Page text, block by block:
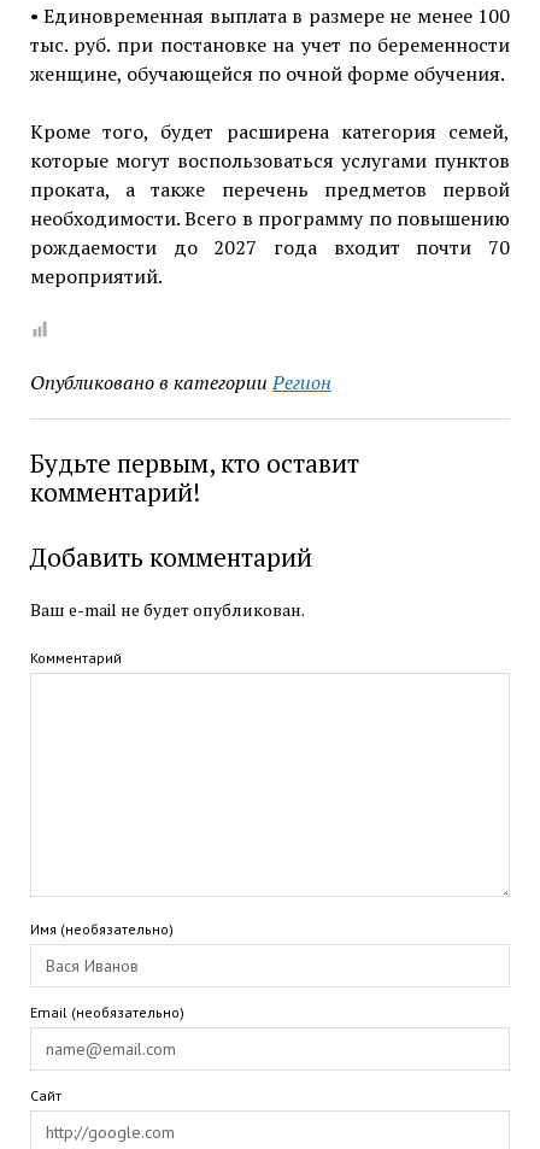
• Единовременная выплата в размере не менее 100
тыс. руб. при постановке на учет по беременности
женщине, обучающейся по очной форме обучения.
Кроме того, будет расширена категория семей,
которые могут воспользоваться услугами пунктов
проката, а также перечень предметов первой
необходимости. Всего в программу по повышению
рождаемости до 2027 года входит почти 70
мероприятий.
Опубликовано в категории Регион
Будьте первым, кто оставит
комментарий!
Добавить комментарий
Ваш e-mail не будет опубликован.
Комментарий
Имя (необязательно)
Email (необязательно)
Сайт